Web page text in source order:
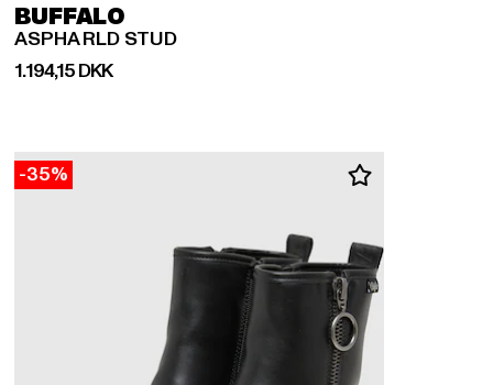
BUFFALO
ASPHA RLD STUD
1.194,15 DKK
Nuværende pris: 1.194,15 DKK
-35%